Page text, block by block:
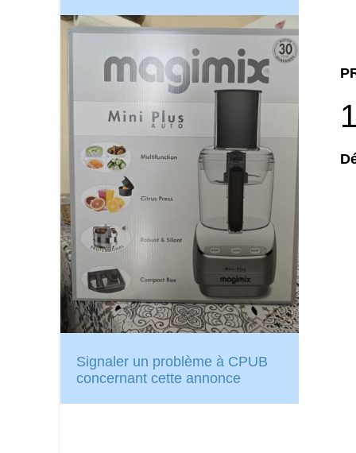
Signaler un problème à CPUB
concernant cette annonce